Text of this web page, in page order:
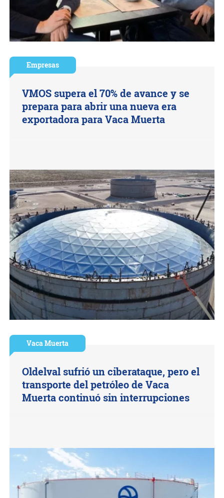
Empresas
VMOS supera el 70% de avance y se
prepara para abrir una nueva era
exportadora para Vaca Muerta
Vaca Muerta
Oldelval sufrió un ciberataque, pero el
transporte del petróleo de Vaca
Muerta continuó sin interrupciones